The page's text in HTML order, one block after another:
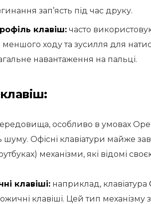
зап’ясть під час друку.
клавіш: часто
ходу та зусилля для
навантаження на пальці.
особливо в умовах
шуму. Офісні клавіатури майже
механізми, які відомі
клавіші: наприклад, клавіатура
клавіші. Цей тип механізму